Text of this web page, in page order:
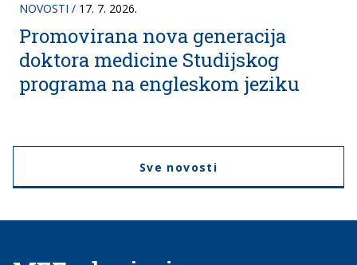
NOVOSTI / 17. 7. 2026.
Promovirana nova generacija
doktora medicine Studijskog
programa na engleskom jeziku
Sve novosti